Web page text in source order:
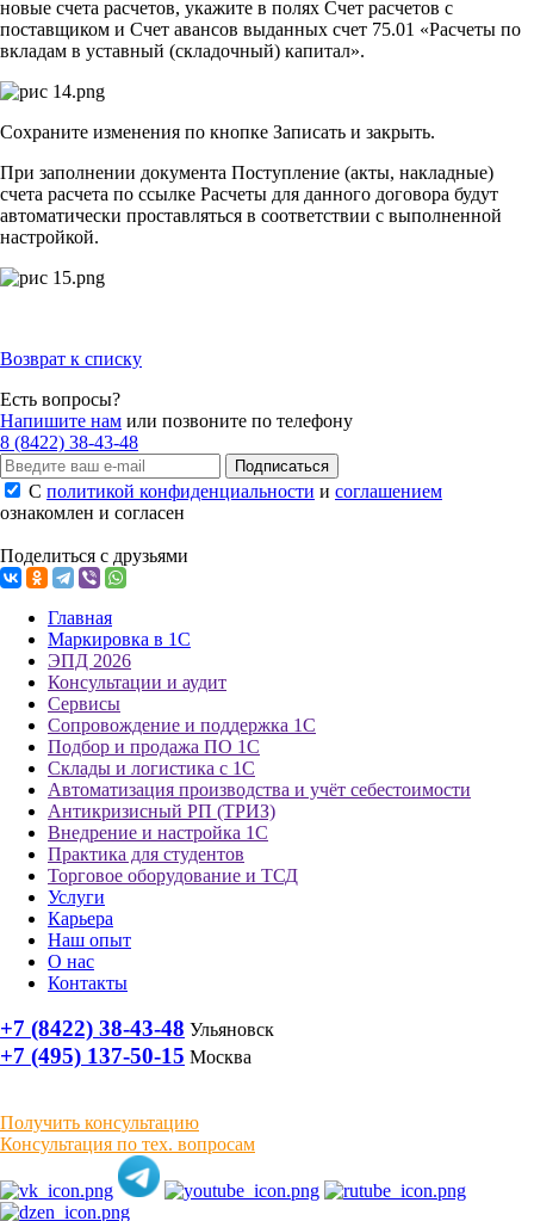
новые счета расчетов, укажите в полях Счет расчетов с
поставщиком и Счет авансов выданных счет 75.01 «Расчеты по
вкладам в уставный (складочный) капитал».
Сохраните изменения по кнопке Записать и закрыть.
При заполнении документа Поступление (акты, накладные)
счета расчета по ссылке Расчеты для данного договора будут
автоматически проставляться в соответствии с выполненной
настройкой.
Возврат к списку
Есть вопросы?
Напишите нам или позвоните по телефону
8 (8422) 38-43-48
Подписаться
С политикой конфиденциальности и соглашением
ознакомлен и согласен
Поделиться с друзьями
Главная
Маркировка в 1С
ЭПД 2026
Консультации и аудит
Сервисы
Сопровождение и поддержка 1С
Подбор и продажа ПО 1С
Склады и логистика с 1С
Автоматизация производства и учёт себестоимости
Антикризисный РП (ТРИЗ)
Внедрение и настройка 1С
Практика для студентов
Торговое оборудование и ТСД
Услуги
Карьера
Наш опыт
О нас
Контакты
+7 (8422) 38-43-48 Ульяновск
+7 (495) 137-50-15 Москва
Получить консультацию
Консультация по тех. вопросам